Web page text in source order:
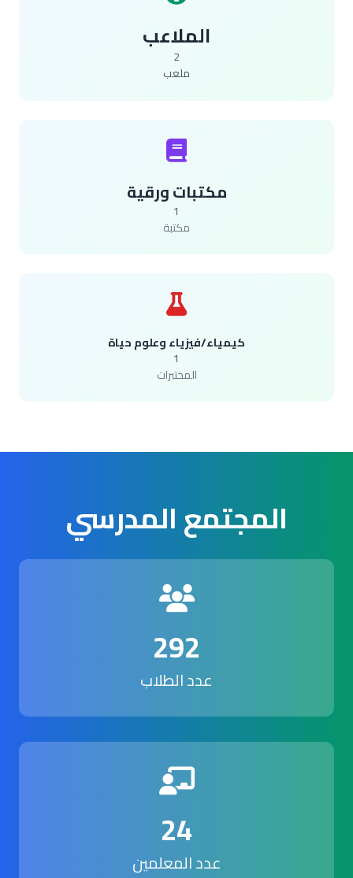
الملاعب
2
ملعب
مكتبات ورقية
مكتبة
كيمياء/فيزياء وعلوم حياة
المختبرات
المجتمع المدرسي
292
عدد الطلاب
24
عدد المعلمين